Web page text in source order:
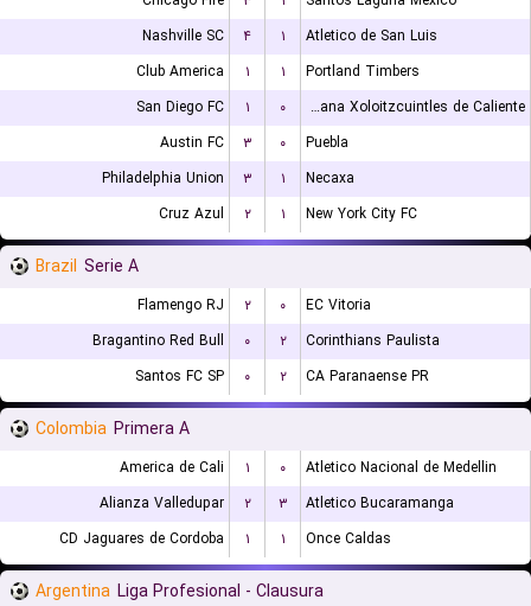
Nashville SC
۴ ۱
Atletico de San Luis
Club America
۱ ۱
Portland Timbers
San Diego FC
۱ ۰
Club Tijuana Xoloitzcuintles de Caliente
Austin FC
۳ ۰
Puebla
Philadelphia Union
۳ ۱
Necaxa
Cruz Azul
۲ ۱ New York City FC
Brazil Serie A
Flamengo RJ ۲ ۰
EC Vitoria
Bragantino Red Bull
۰ ۲
Corinthians Paulista
Santos FC SP
۰ ۲ CA Paranaense PR
Colombia Primera A
America de Cali ۱ ۰
Atletico Nacional de Medellin
Alianza Valledupar
۲ ۳
Atletico Bucaramanga
CD Jaguares de Cordoba
۱ ۱ Once Caldas
Argentina Liga Profesional - Clausura